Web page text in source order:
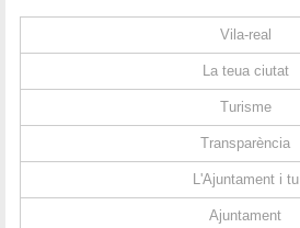
Vila-real
La teua ciutat
Turisme
Transparència
L'Ajuntament i tu
Ajuntament